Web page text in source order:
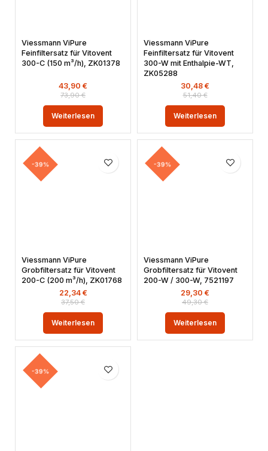
Viessmann ViPure
Feinfiltersatz für Vitovent
300-C (150 m³/h), ZK01378
73,90€
43,90 €
Weiterlesen
Viessmann ViPure
Feinfiltersatz für Vitovent
300-W mit Enthalpie-WT,
ZK05288
51,40€
30,48 €
Weiterlesen
-39%
Viessmann ViPure
Grobfiltersatz für Vitovent
200-C (200 m³/h), ZK01768
37,50€
22,34 €
Weiterlesen
-39%
Viessmann ViPure
Grobfiltersatz für Vitovent
200-W / 300-W, 7521197
49,30€
29,30 €
Weiterlesen
-39%